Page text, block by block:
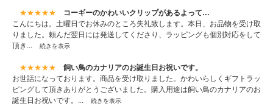
★★★★★
コーギーのかわいいクリップがあるよって…
こんにちは。土曜日でお休みのところ失礼致します。本日、お品物を受け取
りました。頼んだ翌日には発送してくださり、ラッピングも個別対応をして
頂き...
続きを表示
★★★★★
飼い鳥のカナリアのお誕生日お祝いです。
お世話になっております。商品を受け取りました。かわいらしくギフトラッ
ピングして頂きありがとうございました。購入用途は飼い鳥のカナリアのお
誕生日お祝いです。...
続きを表示